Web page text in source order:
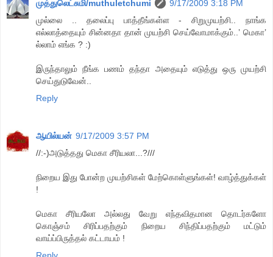
முத்துலெட்சுமி/muthuletchumi
9/17/2009 3:18 PM
முல்லை .. தலைப்பு பாத்தீங்கள்ள - சிறுமுயற்சி.. நாங்க
எல்லாத்தையும் சின்னதா தான் முயற்சி செய்வோமாக்கும்..’ மெகா’
ல்லாம் எங்க ? :)
இருந்தாலும் நீங்க பணம் தந்தா அதையும் எடுத்து ஒரு முயற்சி
செய்துடுவேன்..
Reply
ஆயில்யன் 9/17/2009 3:57 PM
//:-)அடுத்தது மெகா சீரியலா...?///
நிறைய இது போன்ற முயற்சிகள் மேற்கொள்ளுங்கள்! வாழ்த்துக்கள்
!
மெகா சீரியலோ அல்லது வேறு எந்தவிதமான தொடர்களோ
கொஞ்சம் சிரிப்பதற்கும் நிறைய சிந்திப்பதற்கும் மட்டும்
வாய்ப்பிருத்தல் கட்டாயம் !